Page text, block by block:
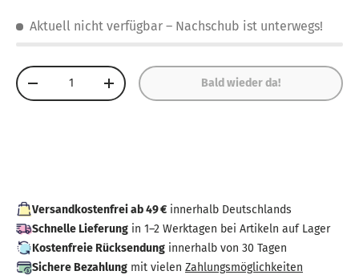
Aktuell nicht verfügbar – Nachschub ist unterwegs!
Anzahl
-
+ Bald wieder da!
Versandkostenfrei ab 49 € innerhalb Deutschlands
Schnelle Lieferung in 1–2 Werktagen bei Artikeln auf Lager
Kostenfreie Rücksendung innerhalb von 30 Tagen
Sichere Bezahlung mit vielen Zahlungsmöglichkeiten